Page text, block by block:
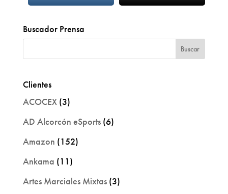
Buscador Prensa
Clientes
ACOCEX(3)
AD Alcorcón eSports(6)
Amazon (152)
Ankama (11)
Artes Marciales Mixtas(3)